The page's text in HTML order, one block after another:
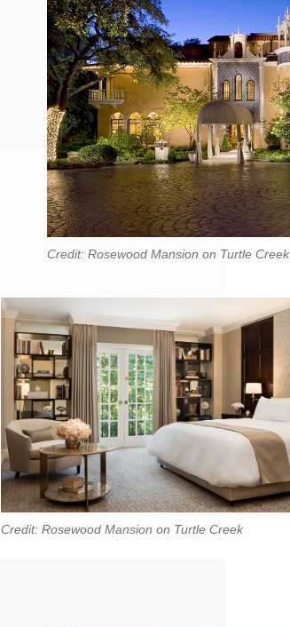
Credit: Rosewood Mansion on Turtle Creek
Credit: Rosewood Mansion on Turtle Creek